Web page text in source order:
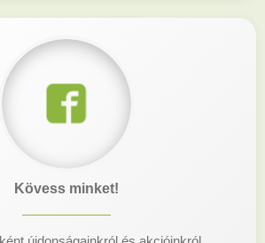
Kövess minket!